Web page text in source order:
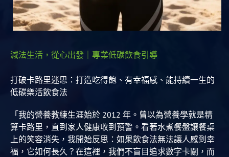
減法生活，從心出發｜專業低碳飲食引導
打破卡路里迷思：打造吃得飽、有幸福感、能持續一生的
低碳樂活飲食法
「我的營養教練生涯始於 2012 年。曾以為營養學就是精
算卡路里，直到家人健康收到預警。看著水煮餐盤讓餐桌
上的笑容消失，我開始反思：如果飲食法無法讓人感到幸
福，它如何長久？在這裡，我們不盲目追求數字卡關，而